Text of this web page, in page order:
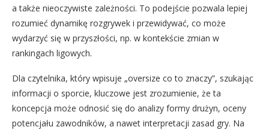
a także nieoczywiste zależności. To podejście pozwala lepiej
rozumieć dynamikę rozgrywek i przewidywać, co może
wydarzyć się w przyszłości, np. w kontekście zmian w
rankingach ligowych.
Dla czytelnika, który wpisuje „oversize co to znaczy”, szukając
informacji o sporcie, kluczowe jest zrozumienie, że ta
koncepcja może odnosić się do analizy formy drużyn, oceny
potencjału zawodników, a nawet interpretacji zasad gry. Na